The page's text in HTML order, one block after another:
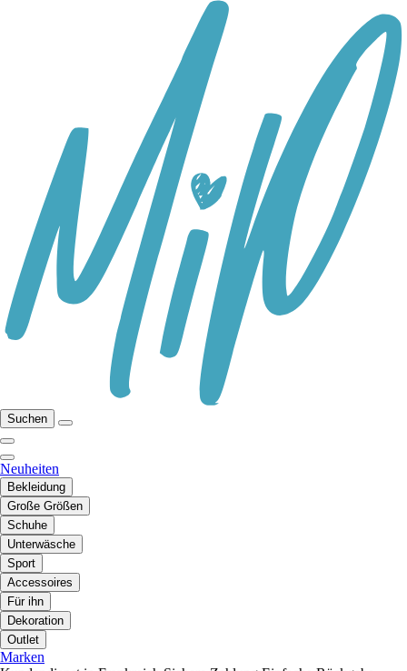
Suchen
Neuheiten
Bekleidung
Große Größen
Schuhe
Unterwäsche
Sport
Accessoires
Für ihn
Dekoration
Outlet
Marken